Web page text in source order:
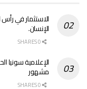
الاستثمار في
الإنسان.
الإعلامية
مشهور